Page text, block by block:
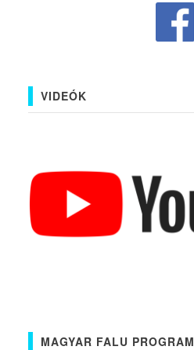
VIDEÓK
MAGYAR FALU PROGRAM